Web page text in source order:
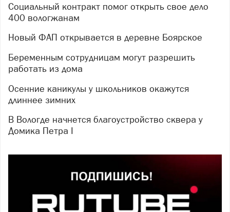
Социальный контракт помог открыть свое дело
400 вологжанам
Новый ФАП открывается в деревне Боярское
Беременным сотрудницам могут разрешить
работать из дома
Осенние каникулы у школьников окажутся
длиннее зимних
В Вологде начнется благоустройство сквера у
Домика Петра I